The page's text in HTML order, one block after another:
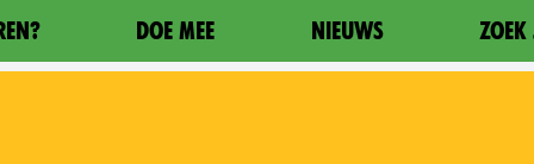
DOE MEE NIEUWS ZOEK